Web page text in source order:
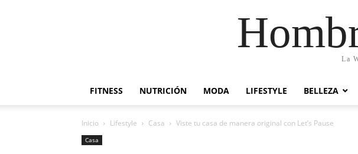
La
FITNESS NUTRICIÓN MODA LIFESTYLE BELLEZA
Inicio Lifestyle Casa Viste tu casa de manera original con Let’s Pause
Casa